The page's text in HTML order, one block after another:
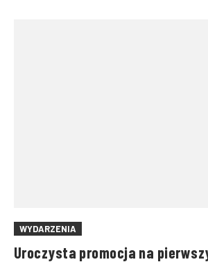
WYDARZENIA
Uroczysta promocja na